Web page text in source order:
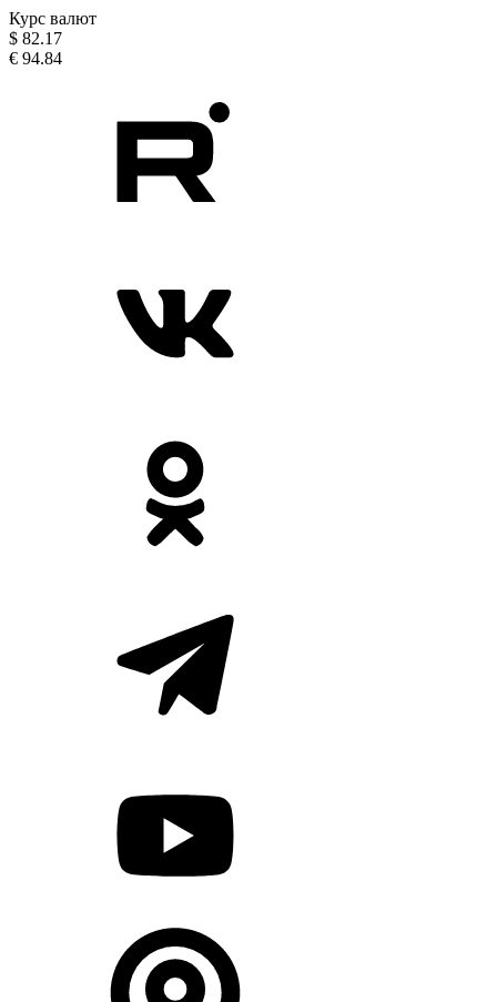
Курс валют
$ 82.17
€ 94.84